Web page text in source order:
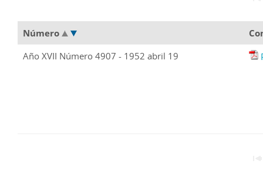
Número
Año XVII Número 4907 - 1952 abril 19